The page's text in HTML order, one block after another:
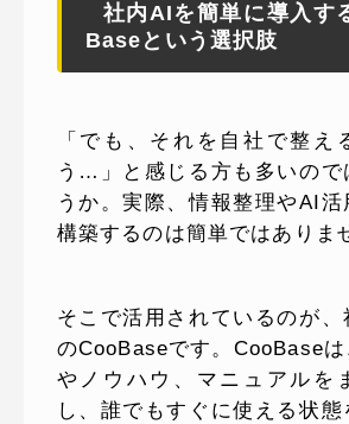
社内AIを簡単に導入す
Baseという選択肢
「でも、それを自社で整え
う…」と感じる方も多いので
うか。実際、情報整理やAI活
構築するのは簡単ではありま
そこで活用されているのが
のCooBaseです。CooBase
やノウハウ、マニュアルを
し、誰でもすぐに使える状